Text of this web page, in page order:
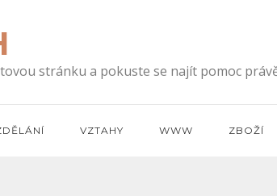
stránku a pokuste se najít pomoc
VZTAHY WWW ZBOŽÍ